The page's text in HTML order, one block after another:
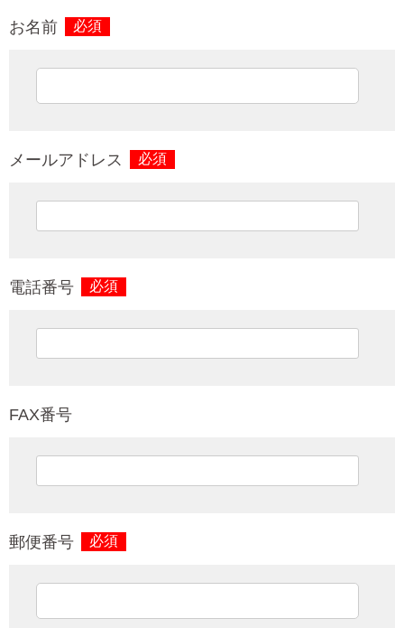
お名前 必須
メールアドレス 必須
電話番号 必須
FAX番号
郵便番号 必須